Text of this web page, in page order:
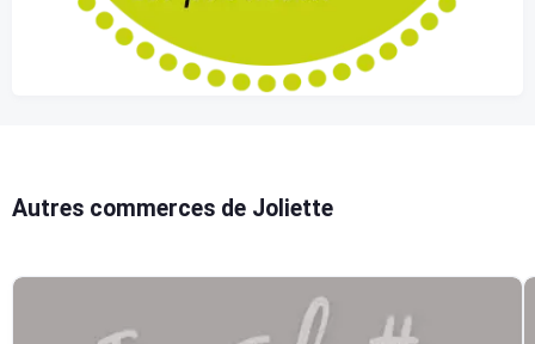
Autres commerces de Joliette